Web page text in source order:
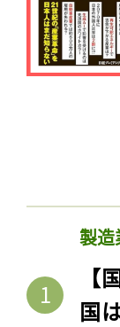
製造
国